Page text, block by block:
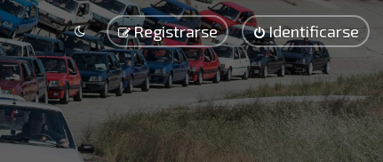
Identificarse
Registrarse